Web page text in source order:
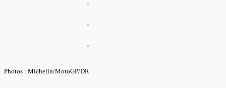
Photos : Michelin/MotoGP/DR